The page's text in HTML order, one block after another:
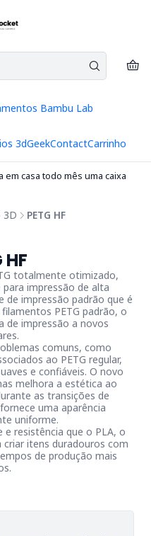
Bambu Lab
3dGeekContactCarrinho
em casa todo mês uma caixa
3D PETG HF
HF
totalmente otimizado,
impressão de alta
de impressão padrão que é
PETG padrão, o
de impressão a novos
comuns, como
ao PETG regular,
e confiáveis. O novo
melhora a estética ao
as transições de
uma aparência
uniforme.
resistência que o PLA, o
criar itens duradouros com
de produção mais